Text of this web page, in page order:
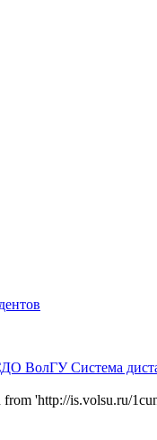
Система
'http://is.volsu.ru/